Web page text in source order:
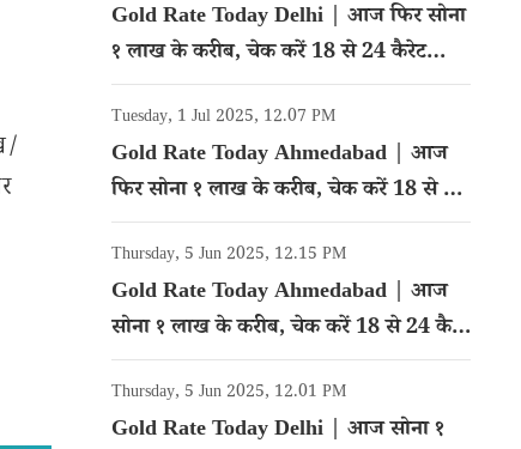
Gold Rate Today Delhi | आज फिर सोना
१ लाख के करीब, चेक करें 18 से 24 कैरेट
गोल्ड का रेट
Tuesday, 1 Jul 2025, 12.07 PM
Gold Rate Today Ahmedabad | आज
फिर सोना १ लाख के करीब, चेक करें 18 से 24
कैरेट गोल्ड का रेट
Thursday, 5 Jun 2025, 12.15 PM
Gold Rate Today Ahmedabad | आज
सोना १ लाख के करीब, चेक करें 18 से 24 कैरेट
गोल्ड का रेट
Thursday, 5 Jun 2025, 12.01 PM
Gold Rate Today Delhi | आज सोना १